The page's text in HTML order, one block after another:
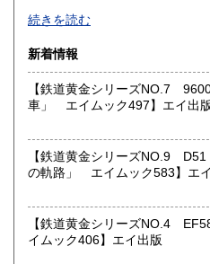
宮崎県
沖縄県
東京都では「銀装堂」として営
基本的には同じ書店となります。
★★ご質問、ご要望はご注文前
★★電話・FAXでの在庫、状態
せん。
すべての方にメールでのお
★★メールでのお問い合わせは
ルと判断して返信いたしません
沿線名：★★電話・FAXでの在
対応しません。お電話を頂いて
続きを読む
新着情報
【鉄道黄金シリーズNO.7
車」 エイムック497】エイ出
【鉄道黄金シリーズNO.9 D51
の軌路」 エイムック583】エ
【鉄道黄金シリーズNO.4
イムック406】エイ出版